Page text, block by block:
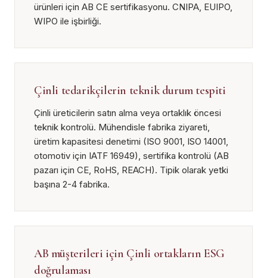
ürünleri için AB CE sertifikasyonu. CNIPA, EUIPO,
WIPO ile işbirliği.
Çinli tedarikçilerin teknik durum tespiti
Çinli üreticilerin satın alma veya ortaklık öncesi
teknik kontrolü. Mühendisle fabrika ziyareti,
üretim kapasitesi denetimi (ISO 9001, ISO 14001,
otomotiv için IATF 16949), sertifika kontrolü (AB
pazarı için CE, RoHS, REACH). Tipik olarak yetki
başına 2-4 fabrika.
AB müşterileri için Çinli ortakların ESG
doğrulaması